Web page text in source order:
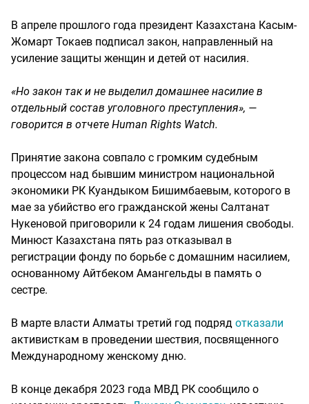
В апреле прошлого года президент Казахстана Касым-
Жомарт Токаев подписал закон, направленный на
усиление защиты женщин и детей от насилия.
«Но закон так и не выделил домашнее насилие в
отдельный состав уголовного преступления», —
говорится в отчете Human Rights Watch.
Принятие закона совпало с громким судебным
процессом над бывшим министром национальной
экономики РК Куандыком Бишимбаевым, которого в
мае за убийство его гражданской жены Салтанат
Нукеновой приговорили к 24 годам лишения свободы.
Минюст Казахстана пять раз отказывал в
регистрации фонду по борьбе с домашним насилием,
основанному Айтбеком Амангельды в память о
сестре.
В марте власти Алматы третий год подряд отказали
активисткам в проведении шествия, посвященного
Международному женскому дню.
В конце декабря 2023 года МВД РК сообщило о